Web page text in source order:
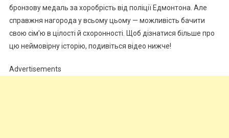
бронзову медаль за хоробрість від поліції Едмонтона. Але
справжня нагорода у всьому цьому — можливість бачити
свою сім’ю в цілості й схоронності. Щоб дізнатися більше про
цю неймовірну історію, подивіться відео нижче!
Advertisements